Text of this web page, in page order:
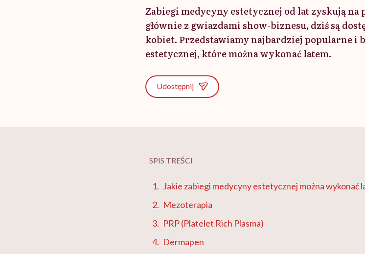
Zabiegi medycyny estetycznej od lat zyskują
głównie z gwiazdami show-biznesu, dziś są
kobiet. Przedstawiamy najbardziej popularne i
estetycznej, które można wykonać latem.
Udostępnij
SPIS TREŚCI
Jakie zabiegi medycyny estetycznej można wykonać
Mezoterapia
PRP (Platelet Rich Plasma)
Dermapen